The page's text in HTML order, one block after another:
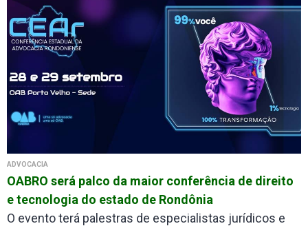
ADVOCACIA
OABRO será palco da maior conferência de direito
e tecnologia do estado de Rondônia
O evento terá palestras de especialistas jurídicos e